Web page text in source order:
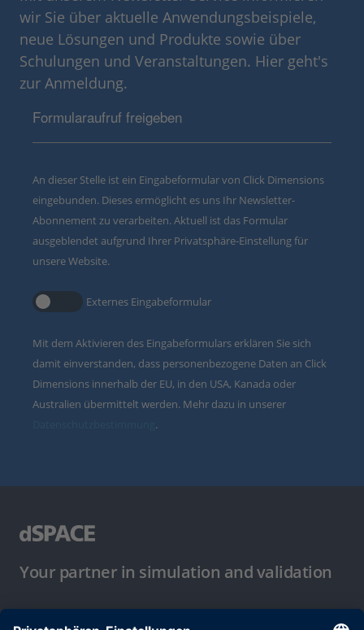
wir Sie über aktuelle Anwendungsbeispiele,
neue Lösungen und Produkte sowie über
Schulungen und Veranstaltungen. Hier geht's
zur Anmeldung.
Formularaufruf freigeben
An dieser Stelle ist ein Eingabeformular von Click Dimensions
eingebunden. Dieses ermöglicht es uns Ihr Newsletter-
Abonnement zu verarbeiten. Aktuell ist das Formular
ausgeblendet aufgrund Ihrer Privatsphäre-Einstellung für
unsere Website.
Externes Eingabeformular
Mit dem Aktivieren des Eingabeformulars erklären Sie sich
damit einverstanden, dass personenbezogene Daten an Click
Dimensions innerhalb der EU, in den USA, Kanada oder
Australien übermittelt werden. Mehr dazu in unserer
.
Your partner in simulation and validation